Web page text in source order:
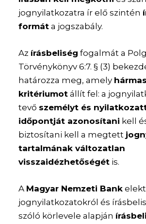
jognyilatkozatra ír elő szintén
formát a jogszabály.
Az írásbeliség fogalmát a
Törvénykönyv 6:7. § (3)
határozza meg, amely hármas
kritériumot állít fel: a
tevő személyt és
időpontját azonosítani kell
biztosítani kell a megtett
tartalmának változatlan
visszaidézhetőségét is.
A Magyar Nemzeti Bank
jognyilatkozatokról és
szóló körlevele alapján